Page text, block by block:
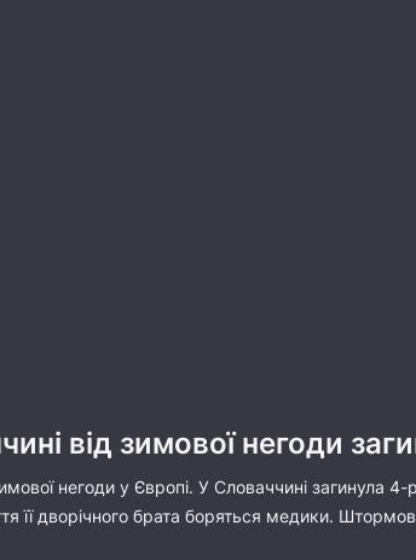
від зимової негоди
негоди у Європі. У Словаччині загинула 4-
її дворічного брата боряться медики.